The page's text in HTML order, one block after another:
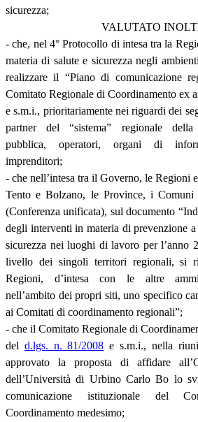
sicurezza;
VALUTATO
- che, nel 4° Protocollo di intesa tra la
materia di salute e sicurezza negli
realizzare il “Piano di comunicazione
Comitato Regionale di Coordinamento ex
e s.m.i., prioritariamente nei riguardi dei
partner del “sistema” regionale della
pubblica, operatori, organi di
imprenditori;
- che nell’intesa tra il Governo, le Regioni
Tento e Bolzano, le Province, i Comuni
(Conferenza unificata), sul documento
degli interventi in materia di prevenzione
sicurezza nei luoghi di lavoro per l’anno
livello dei singoli territori regionali, si
Regioni, d’intesa con le altre
nell’ambito dei propri siti, uno specifico
ai Comitati di coordinamento regionali”;
- che il Comitato Regionale di
del d.lgs. n. 81/2008 e s.m.i., nella
approvato la proposta di affidare
dell’Università di Urbino Carlo Bo lo
comunicazione istituzionale del
Coordinamento medesimo;